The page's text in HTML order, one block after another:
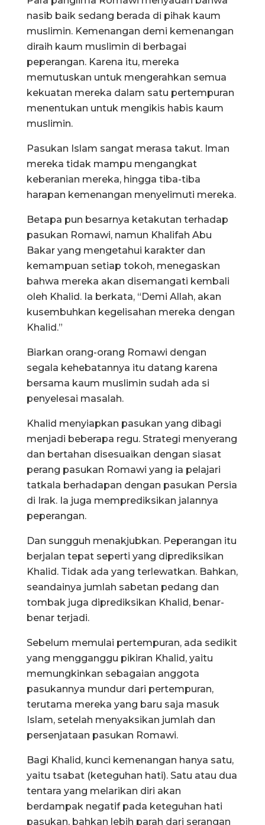
nasib baik sedang berada di pihak kaum
muslimin. Kemenangan demi kemenangan
diraih kaum muslimin di berbagai
peperangan. Karena itu, mereka
memutuskan untuk mengerahkan semua
kekuatan mereka dalam satu pertempuran
menentukan untuk mengikis habis kaum
muslimin.
Pasukan Islam sangat merasa takut. Iman
mereka tidak mampu mengangkat
keberanian mereka, hingga tiba-tiba
harapan kemenangan menyelimuti mereka.
Betapa pun besarnya ketakutan terhadap
pasukan Romawi, namun Khalifah Abu
Bakar yang mengetahui karakter dan
kemampuan setiap tokoh, menegaskan
bahwa mereka akan disemangati kembali
oleh Khalid. Ia berkata, “Demi Allah, akan
kusembuhkan kegelisahan mereka dengan
Khalid.”
Biarkan orang-orang Romawi dengan
segala kehebatannya itu datang karena
bersama kaum muslimin sudah ada si
penyelesai masalah.
Khalid menyiapkan pasukan yang dibagi
menjadi beberapa regu. Strategi menyerang
dan bertahan disesuaikan dengan siasat
perang pasukan Romawi yang ia pelajari
tatkala berhadapan dengan pasukan Persia
di Irak. Ia juga memprediksikan jalannya
peperangan.
Dan sungguh menakjubkan. Peperangan itu
berjalan tepat seperti yang diprediksikan
Khalid. Tidak ada yang terlewatkan. Bahkan,
seandainya jumlah sabetan pedang dan
tombak juga diprediksikan Khalid, benar-
benar terjadi.
Sebelum memulai pertempuran, ada sedikit
yang mengganggu pikiran Khalid, yaitu
memungkinkan sebagaian anggota
pasukannya mundur dari pertempuran,
terutama mereka yang baru saja masuk
Islam, setelah menyaksikan jumlah dan
persenjataan pasukan Romawi.
Bagi Khalid, kunci kemenangan hanya satu,
yaitu tsabat (keteguhan hati). Satu atau dua
tentara yang melarikan diri akan
berdampak negatif pada keteguhan hati
pasukan, bahkan lebih parah dari serangan